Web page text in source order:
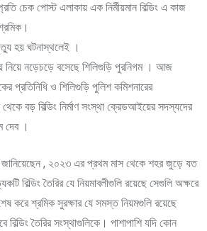
চেক পোস্ট এলাকায় এক নির্মীয়মান বিল্ডিং এ কাজ
হয় ঘটনাস্থলেই ।
নিয়ে নড়েচড়ে বসেছে শিলিগুড়ি পুরনিগম । আজ
প্রতিনিধি ও শিলিগুড়ি পুলিশ কমিশনারের
থেকে বড় বিল্ডিং নির্মাণ সংস্থা ক্রেডআইয়ের সদস্যদের
দেব ।
, ২০২৩ এর প্রথম মাস থেকে শহর জুড়ে যত
বিল্ডিং তৈরির যে নিয়মাবলীগুলি রয়েছে সেগুলি অক্ষরে
করে শ্রমিক সুরক্ষার যে সমস্ত নিয়মগুলি রয়েছে
তৈরির সংস্থাগুলিকে। পাশাপাশি যদি কোন